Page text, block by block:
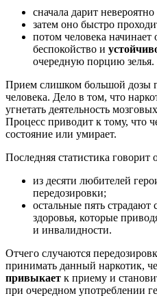
сначала дарит
затем оно быстро
потом человека начинает
беспокойство и
очередную порцию зелья.
Прием слишком большой дозы
человека. Дело в том, что
угнетать деятельность
Процесс приводит к тому, что
состояние или умирает.
Последняя статистика говорит
из десяти любителей
передозировки;
остальные пять
здоровья, которые
и инвалидности.
Отчего случаются
принимать данный наркотик,
привыкает к приему и
при очередном употреблении